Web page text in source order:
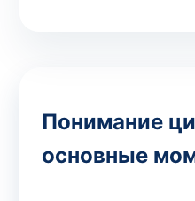
Понимание
основные
Выбрать клинику